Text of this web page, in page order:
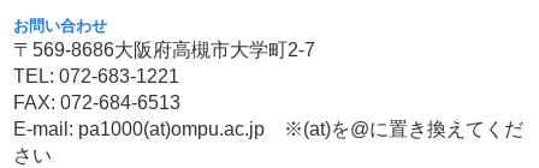
お問い合わせ
〒569-8686大阪府高槻市大学町2-7
TEL: 072-683-1221
FAX: 072-684-6513
E-mail: pa1000(at)ompu.ac.jp ※(at)を@に置き換えてくだ
さい